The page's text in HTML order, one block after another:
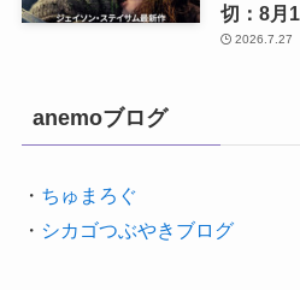
切：8月
2026.7.27
anemoブログ
・ ちゅまろぐ
・ シカゴつぶやきブログ